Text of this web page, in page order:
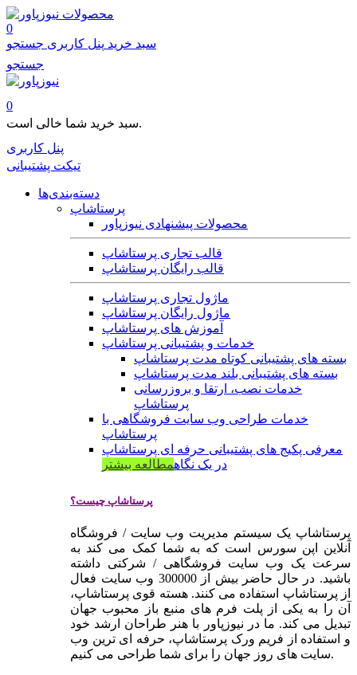
محصولات
0
سبد خرید پنل کاربری جستجو
جستجو
0
سبد خرید شما خالی است.
پنل کاربری
تیکت پشتیبانی
دسته‌بندی‌ها
پرستاشاپ
محصولات پیشنهادی نیوزپاور
قالب تجاری پرستاشاپ
قالب رایگان پرستاشاپ
ماژول تجاری پرستاشاپ
ماژول رایگان پرستاشاپ
آموزش های پرستاشاپ
خدمات و پشتیبانی پرستاشاپ
بسته های پشتیبانی کوتاه مدت پرستاشاپ
بسته های پشتیبانی بلند مدت پرستاشاپ
خدمات نصب، ارتقا و بروزرسانی
پرستاشاپ
خدمات طراحی وب سایت فروشگاهی با
پرستاشاپ
معرفی پکیج های پشتیبانی حرفه ای پرستاشاپ
در یک نگاهمطالعه بیشتر
پرستاشاپ چیست؟
پرستاشاپ یک سیستم مدیریت وب سایت / فروشگاه
آنلاین اپن سورس است که به شما کمک می کند به
سرعت یک وب سایت فروشگاهی / شرکتی داشته
باشید. در حال حاضر بیش از 300000 وب سایت فعال
از پرستاشاپ استفاده می کنند. هسته قوی پرستاشاپ،
آن را به یکی از پلت فرم های منبع باز محبوب جهان
تبدیل می کند. ما در نیوزپاور با هنر طراحان ارشد خود
و استفاده از فریم ورک پرستاشاپ، حرفه ای ترین وب
سایت های روز جهان را برای شما طراحی می کنیم.